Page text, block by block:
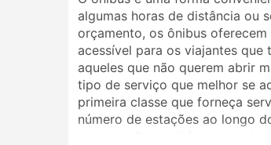
algumas horas de distância ou
orçamento, os ônibus
acessível para os viajantes
aqueles que não querem abrir
tipo de serviço que melhor se
primeira classe que forneça
número de estações ao longo